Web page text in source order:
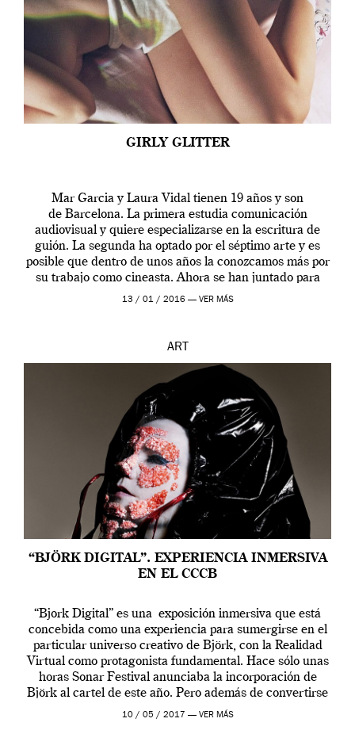
GIRLY GLITTER
Mar Garcia y Laura Vidal tienen 19 años y son
de Barcelona. La primera estudia comunicación
audiovisual y quiere especializarse en la escritura de
guión. La segunda ha optado por el séptimo arte y es
posible que dentro de unos años la conozcamos más por
su trabajo como cineasta. Ahora se han juntado para
contarnos una […]
13 / 01 / 2016 — VER MÁS
ART
“BJÖRK DIGITAL”. EXPERIENCIA INMERSIVA
EN EL CCCB
“Bjork Digital” es una exposición inmersiva que está
concebida como una experiencia para sumergirse en el
particular universo creativo de Björk, con la Realidad
Virtual como protagonista fundamental. Hace sólo unas
horas Sonar Festival anunciaba la incorporación de
Björk al cartel de este año. Pero además de convertirse
en una de las actuaciones más relevantes […]
10 / 05 / 2017 — VER MÁS